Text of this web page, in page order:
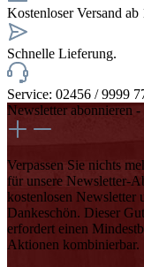
Kostenloser Versand
Schnelle Lieferung.
Service: 02456 / 9999
Newsletter abonnieren
Verpassen Sie nichts
für unsere Newsletter-
kostenlosen Newsletter
Dankeschön. Dieser
erfordert einen
Aktionen kombinierbar.